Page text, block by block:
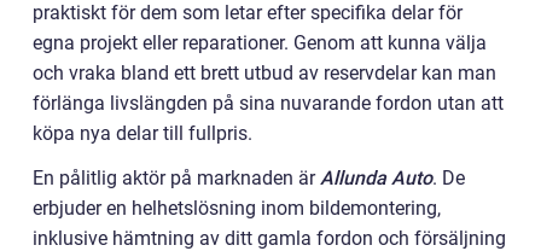
praktiskt för dem som letar efter specifika delar för
egna projekt eller reparationer. Genom att kunna välja
och vraka bland ett brett utbud av reservdelar kan man
förlänga livslängden på sina nuvarande fordon utan att
köpa nya delar till fullpris.
En pålitlig aktör på marknaden ärAllunda Auto. De
erbjuder en helhetslösning inom bildemontering,
inklusive hämtning av ditt gamla fordon och försäljning